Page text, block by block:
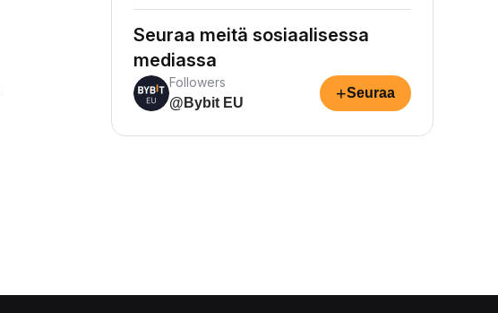
Seuraa meitä sosiaalisessa
mediassa
Followers
@Bybit EU
+Seuraa